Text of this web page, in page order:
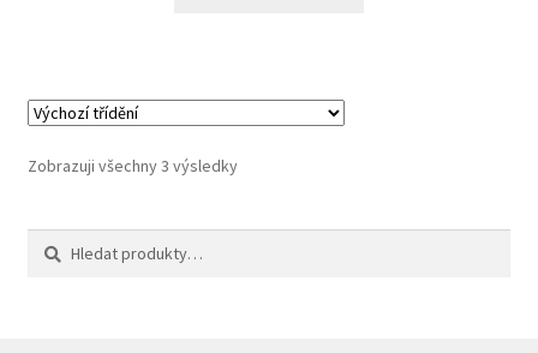
Zobrazuji všechny 3 výsledky
Hledat:
Hledat